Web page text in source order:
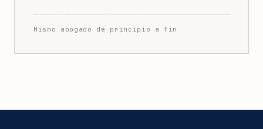
Mismo abogado de principio a fin